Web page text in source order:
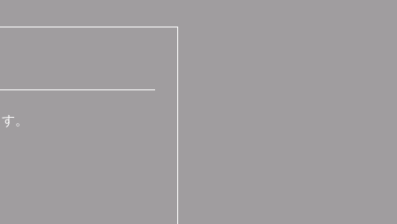
。